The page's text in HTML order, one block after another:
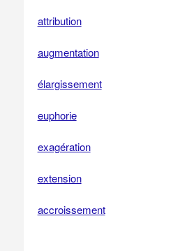
attribution
augmentation
élargissement
euphorie
exagération
extension
accroissement